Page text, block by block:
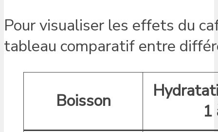
Pour visualiser les effets du
tableau comparatif entre
Boisson
1